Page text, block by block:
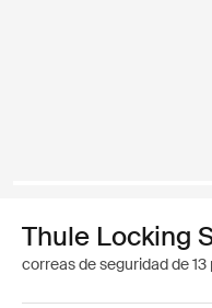
Thule Locking
correas de seguridad de 13